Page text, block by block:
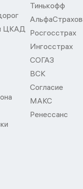
ЦКАД
Тинькофф
Росгосстрах
Ингосстрах
СОГАЗ
ВСК
Согласие
МАКС
Ренессанс